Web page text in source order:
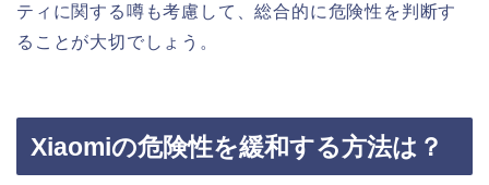
ティに関する噂も考慮して、総合的に危険性を判断す
ることが大切でしょう。
Xiaomiの危険性を緩和する方法は？